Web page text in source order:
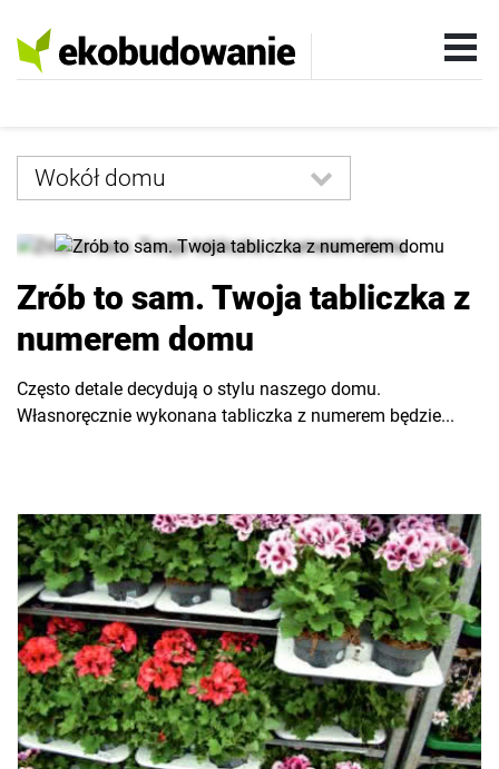
Wokół domu
Technologia
Instalacje
Wnętrza
Zrób to sam. Twoja tabliczka z
numerem domu
Często detale decydują o stylu naszego domu.
Własnoręcznie wykonana tabliczka z numerem będzie...